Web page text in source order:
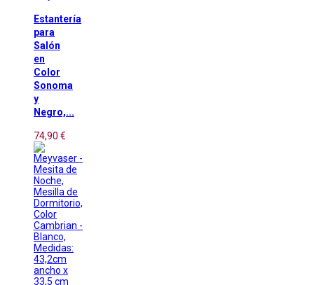
Estantería
para
Salón
en
Color
Sonoma
y
Negro,...
74,90 €